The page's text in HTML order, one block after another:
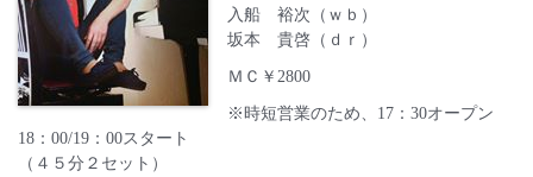
入船 裕次（ｗｂ）
坂本 貴啓（ｄｒ）
ＭＣ￥2800
※時短営業のため、17：30オープン
18：00/19：00スタート
（４５分２セット）